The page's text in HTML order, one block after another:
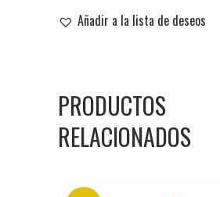
WAS:
79,50 €.
Añadir a la lista de deseos
PRODUCTOS
RELACIONADOS